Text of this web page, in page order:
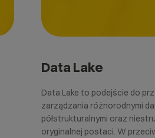
Data Lake
Data Lake to podejście do
zarządzania różnorodnymi
półstrukturalnymi oraz
oryginalnej postaci. W